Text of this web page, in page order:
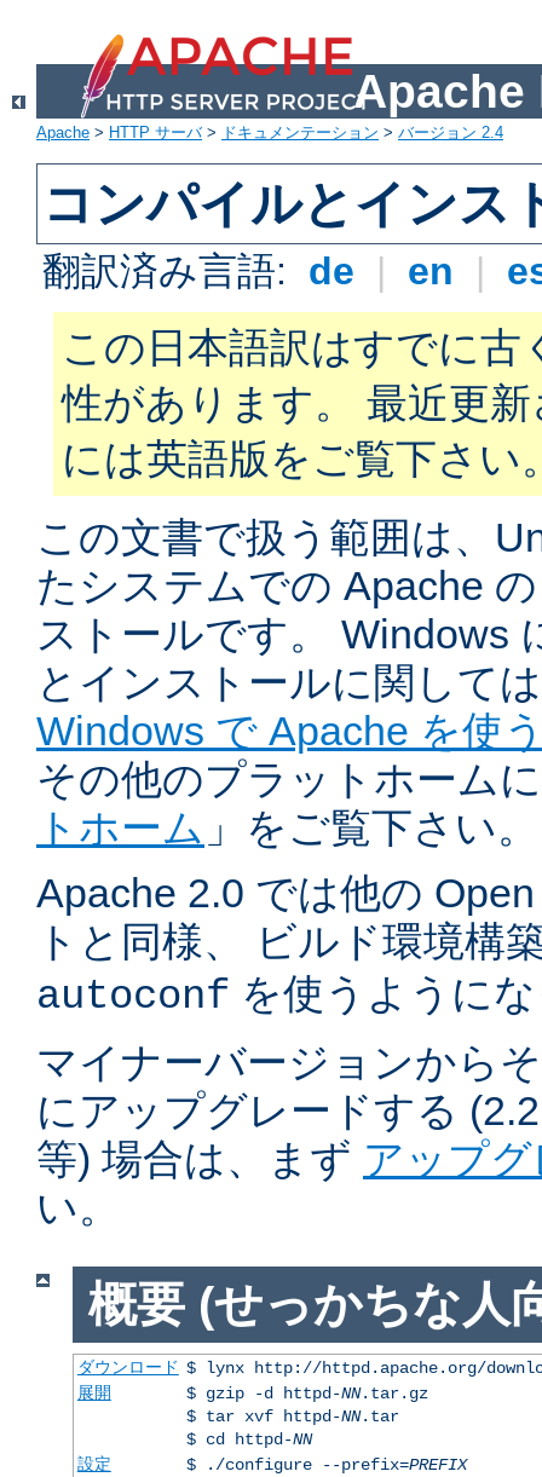
Apache
Apache > HTTP サーバ> ドキュメンテーション > バージョン 2.4
コンパイルとインス
翻訳済み言語: de | en |
この日本語訳はすでに古
性があります。 最近更
には英語版をご覧下さい
この文書で扱う範囲は、
たシステムでの Apache
ストールです。 Windows
とインストールに関して
Windows で Apache を使
その他のプラットホーム
トホーム 」をご覧下さい。
Apache 2.0 では他の
トと同様、 ビルド環境構
autoconf を使うように
マイナーバージョンから
にアップグレードする
等) 場合は、まず アップ
い。
概要 (せっかちな人
ダウンロード $ lynx http://httpd.apache.org/
展開
$ gzip -d httpd-NN.tar.gz
$ tar xvf httpd-NN.tar
$ cd httpd-NN
設定
$ ./configure --prefix=PREFIX